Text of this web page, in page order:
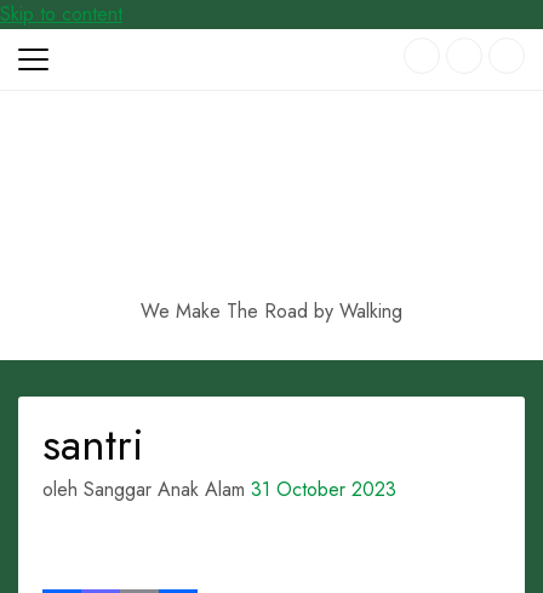
Skip to content
We Make The Road by Walking
santri
oleh Sanggar Anak Alam 31 October 2023